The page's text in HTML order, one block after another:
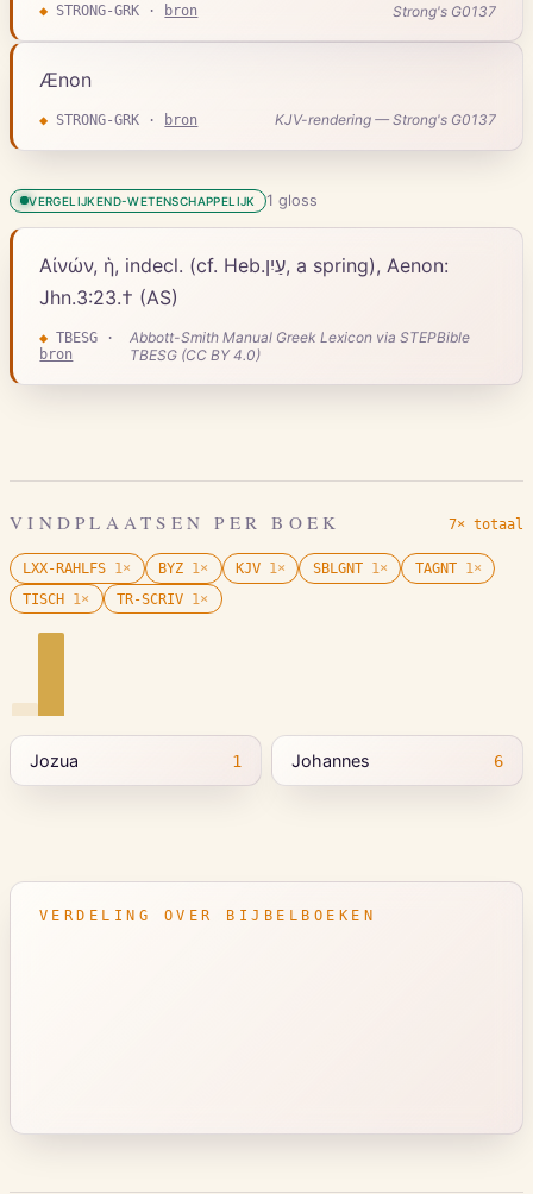
◆ STRONG-GRK · bron Strong's G0137
Ænon
◆ STRONG-GRK · bron KJV-rendering — Strong's G0137
VERGELIJKEND-WETENSCHAPPELIJK 1 gloss
Αἰνών, ἡ, indecl. (cf. Heb.עַיִן, a spring), Aenon:
Jhn.3:23.† (AS)
◆ TBESG ·
bron
Abbott-Smith Manual Greek Lexicon via STEPBible
TBESG (CC BY 4.0)
VINDPLAATSEN PER BOEK 7× totaal
LXX-RAHLFS 1× BYZ 1× KJV 1× SBLGNT 1× TAGNT 1×
TISCH 1 × TR-SCRIV 1 ×
Jozua 1 Johannes 6
VERDELING OVER BIJBELBOEKEN